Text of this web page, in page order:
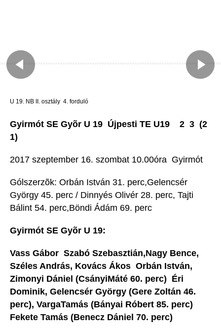
U 19. NB II. osztály  4. forduló
Gyirmót SE Gyõr U 19  Újpesti TE U19 2  3 (2 
1)
2017 szeptember 16. szombat 10.00óra  Gyirmót
Gólszerzõk: Orbán István 31. perc,Gelencsér
György 45. perc / Dinnyés Olivér 28. perc, Tajti
Bálint 54. perc,Böndi Ádám 69. perc
Gyirmót SE Gyõr U 19:
Vass Gábor  Szabó Szebasztián,Nagy Bence,
Széles András, Kovács Ákos  Orbán István,
Zimonyi Dániel (CsányiMáté 60. perc)  Éri
Dominik, Gelencsér György (Gere Zoltán 46.
perc), VargaTamás (Bányai Róbert 85. perc) 
Fekete Tamás (Benecz Dániel 70. perc)